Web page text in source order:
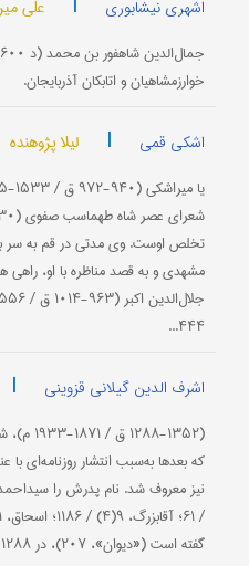
اشهری نیشابوری علی
خوارزمشاهیان و اتابكان آذربایجان.
اشکی قمی | لیلا پژوهنده
تخلص اوست. وی مدتی در قم به سر
مشهدی و به قصد مناظره با او،
۴۴۴...
اشرف الدین گیلانی قزوینی |
(۱۲۸۸-
كه بعدها به‌سبب انتشار روزنامه‌ای
گفته است («دیوان»، ۲۰۷)، در ۱۲۸۸ ق / ۱...